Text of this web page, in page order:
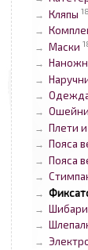
→ Кляпы
→
→ Маски
→
→
→
→
→ Плети
→ Пояса
→ Пояса
→
→
→ Шибари
→
→